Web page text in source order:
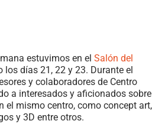
estuvimos en el Salón del
los días 21, 22 y 23. Durante el
y colaboradores de Centro
a interesados y aficionados sobre
el mismo centro, como concept art,
y 3D entre otros.